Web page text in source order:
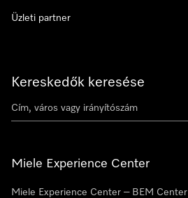
Kereskedők keresése
Miele Experience Center
Miele Experience Center – BEM Center
Üzleti partner